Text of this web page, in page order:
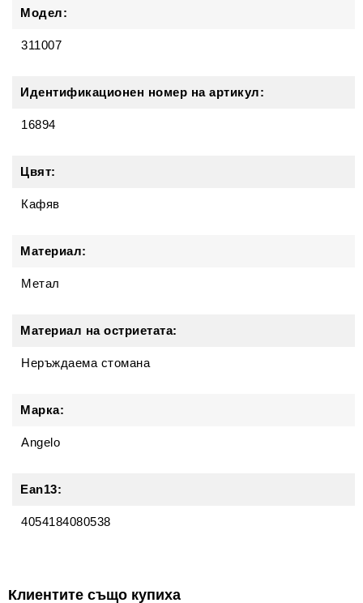
Модел:
311007
Идентификационен номер на артикул:
16894
Цвят:
Кафяв
Материал:
Метал
Материал на остриетата:
Неръждаема стомана
Марка:
Angelo
Ean13:
4054184080538
Клиентите също купиха